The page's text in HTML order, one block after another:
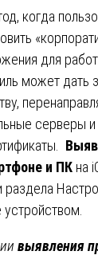
когда
для
может дать
серверы
и ПК на
раздела
выявления